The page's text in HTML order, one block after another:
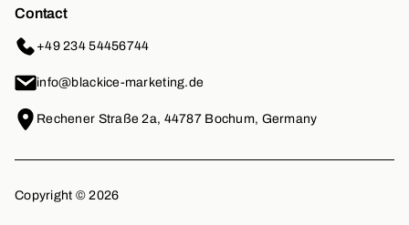
Contact
+49 234 54456744
info@blackice-marketing.de
Rechener Straße 2a, 44787 Bochum, Germany
Copyright ©2026